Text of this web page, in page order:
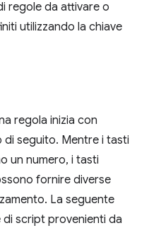
regole da attivare o
utilizzando la chiave
regola inizia con
seguito. Mentre i tasti
un numero, i tasti
fornire diverse
La seguente
script provenienti da